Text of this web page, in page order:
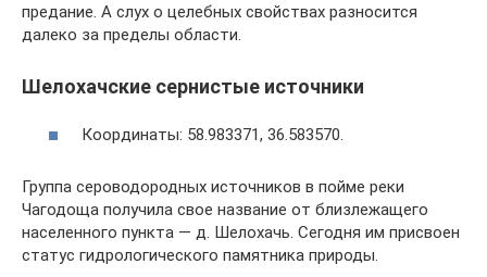
предание. А слух о целебных свойствах разносится
далеко за пределы области.
Шелохачские сернистые источники
Координаты: 58.983371, 36.583570.
Группа сероводородных источников в пойме реки
Чагодоща получила свое название от близлежащего
населенного пункта — д. Шелохачь. Сегодня им присвоен
статус гидрологического памятника природы.